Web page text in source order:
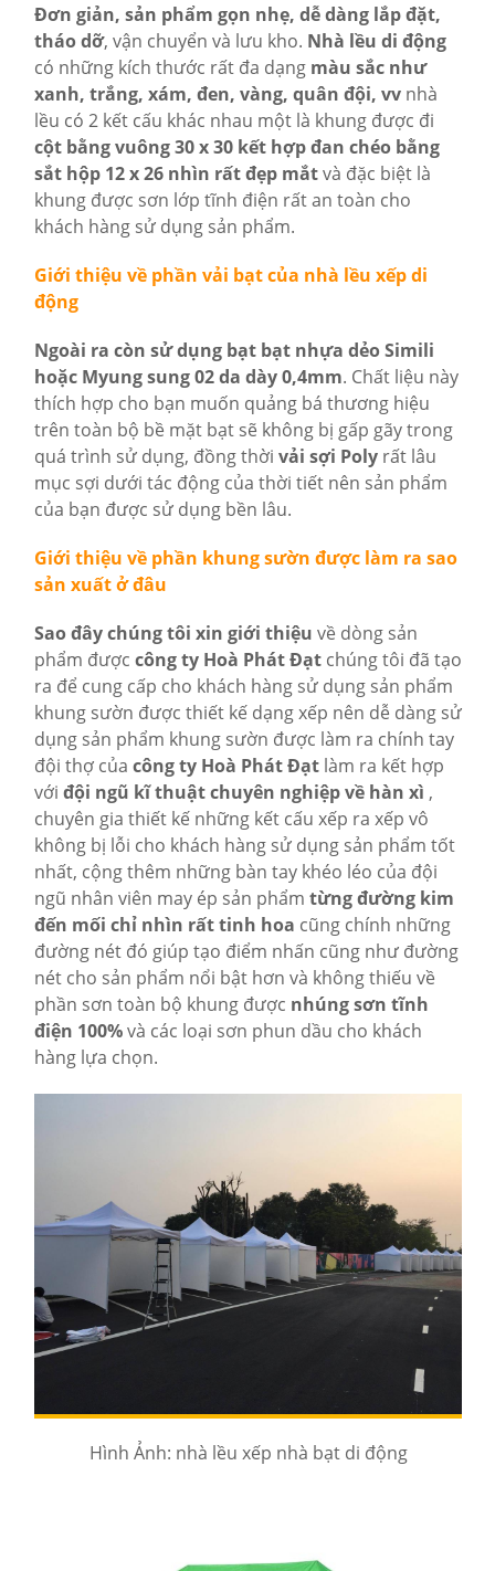
Đơn giản, sản phẩm gọn nhẹ, dễ dàng lắp đặt,
tháo dỡ, vận chuyển và lưu kho. Nhà lều di động
có những kích thước rất đa dạng màu sắc như
xanh, trắng, xám, đen, vàng, quân đội, vv nhà
lều có 2 kết cấu khác nhau một là khung được đi
cột bằng vuông 30 x 30 kết hợp đan chéo bằng
sắt hộp 12 x 26 nhìn rất đẹp mắtvà đặc biệt là
khung được sơn lớp tĩnh điện rất an toàn cho
khách hàng sử dụng sản phẩm.
Giới thiệu về phần vải bạt của nhà lều xếp di
động
Ngoài ra còn sử dụng bạt bạt nhựa dẻo Simili
hoặc Myung sung 02 da dày 0,4mm. Chất liệu này
thích hợp cho bạn muốn quảng bá thương hiệu
trên toàn bộ bề mặt bạt sẽ không bị gấp gãy trong
quá trình sử dụng, đồng thời vải sợi Poly rất lâu
mục sợi dưới tác động của thời tiết nên sản phẩm
của bạn được sử dụng bền lâu.
Giới thiệu về phần khung sườn được làm ra sao
sản xuất ở đâu
Sao đây chúng tôi xin giới thiệu về dòng sản
phẩm được công ty Hoà Phát Đạt chúng tôi đã tạo
ra để cung cấp cho khách hàng sử dụng sản phẩm
khung sườn được thiết kế dạng xếp nên dễ dàng sử
dụng sản phẩm khung sườn được làm ra chính tay
đội thợ của công ty Hoà Phát Đạt làm ra kết hợp
với đội ngũ kĩ thuật chuyên nghiệp về hàn xì ,
chuyên gia thiết kế những kết cấu xếp ra xếp vô
không bị lỗi cho khách hàng sử dụng sản phẩm tốt
nhất, cộng thêm những bàn tay khéo léo của đội
ngũ nhân viên may ép sản phẩm từng đường kim
đến mối chỉ nhìn rất tinh hoa cũng chính những
đường nét đó giúp tạo điểm nhấn cũng như đường
nét cho sản phẩm nổi bật hơn và không thiếu về
phần sơn toàn bộ khung được nhúng sơn tĩnh
điện 100%và các loại sơn phun dầu cho khách
hàng lựa chọn.
Hình Ảnh: nhà lều xếp nhà bạt di động